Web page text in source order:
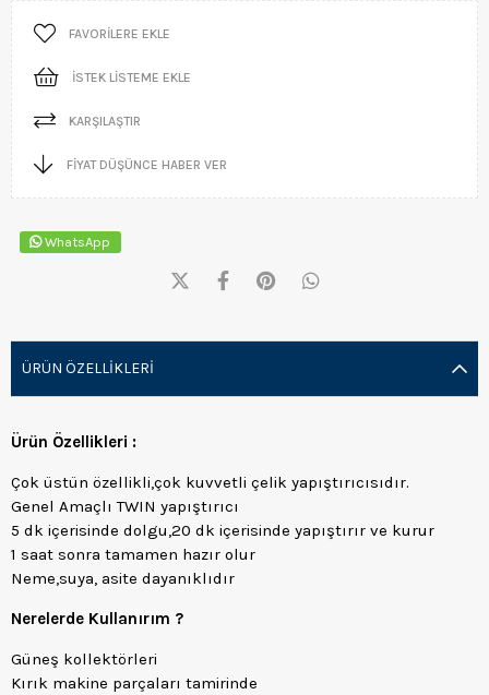
FAVORILERE EKLE
İSTEK LISTEME EKLE
KARŞILAŞTIR
FIYAT DÜŞÜNCE HABER VER
WhatsApp
ÜRÜN ÖZELLIKLERI
Ürün Özellikleri :
Çok üstün özellikli,çok kuvvetli çelik yapıştırıcısıdır.
Genel Amaçlı TWIN yapıştırıcı
5 dk içerisinde dolgu,20 dk içerisinde yapıştırır ve kurur
1 saat sonra tamamen hazır olur
Neme,suya, asite dayanıklıdır
Nerelerde Kullanırım ?
Güneş kollektörleri
Kırık makine parçaları tamirinde